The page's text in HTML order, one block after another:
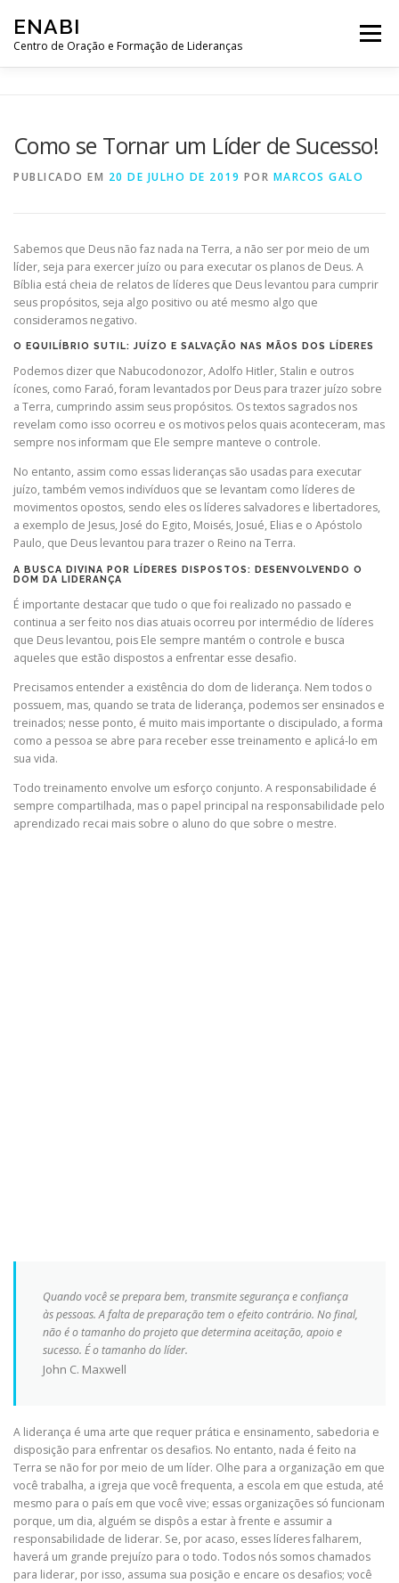
paraENABI
Centro de Oração e Formação de Lideranças
Menu
Como se Tornar um Líder de Sucesso!
PUBLICADO EM 20 DE JULHO DE 2019 POR MARCOS GALO
Sabemos que Deus não faz nada na Terra, a não ser por meio de um
líder, seja para exercer juízo ou para executar os planos de Deus. A
Bíblia está cheia de relatos de líderes que Deus levantou para cumprir
seus propósitos, seja algo positivo ou até mesmo algo que
consideramos negativo.
O EQUILÍBRIO SUTIL: JUÍZO E SALVAÇÃO NAS MÃOS DOS LÍDERES
Podemos dizer que Nabucodonozor, Adolfo Hitler, Stalin e outros
ícones, como Faraó, foram levantados por Deus para trazer juízo sobre
a Terra, cumprindo assim seus propósitos. Os textos sagrados nos
revelam como isso ocorreu e os motivos pelos quais aconteceram, mas
sempre nos informam que Ele sempre manteve o controle.
No entanto, assim como essas lideranças são usadas para executar
juízo, também vemos indivíduos que se levantam como líderes de
movimentos opostos, sendo eles os líderes salvadores e libertadores,
a exemplo de Jesus, José do Egito, Moisés, Josué, Elias e o Apóstolo
Paulo, que Deus levantou para trazer o Reino na Terra.
A BUSCA DIVINA POR LÍDERES DISPOSTOS: DESENVOLVENDO O
DOM DA LIDERANÇA
É importante destacar que tudo o que foi realizado no passado e
continua a ser feito nos dias atuais ocorreu por intermédio de líderes
que Deus levantou, pois Ele sempre mantém o controle e busca
aqueles que estão dispostos a enfrentar esse desafio.
Precisamos entender a existência do dom de liderança. Nem todos o
possuem, mas, quando se trata de liderança, podemos ser ensinados e
treinados; nesse ponto, é muito mais importante o discipulado, a forma
como a pessoa se abre para receber esse treinamento e aplicá-lo em
sua vida.
Todo treinamento envolve um esforço conjunto. A responsabilidade é
sempre compartilhada, mas o papel principal na responsabilidade pelo
aprendizado recai mais sobre o aluno do que sobre o mestre.
Quando você se prepara bem, transmite segurança e confiança
às pessoas. A falta de preparação tem o efeito contrário. No final,
não é o tamanho do projeto que determina aceitação, apoio e
sucesso. É o tamanho do líder.
John C. Maxwell
A liderança é uma arte que requer prática e ensinamento, sabedoria e
disposição para enfrentar os desafios. No entanto, nada é feito na
Terra se não for por meio de um líder. Olhe para a organização em que
você trabalha, a igreja que você frequenta, a escola em que estuda, até
mesmo para o país em que você vive; essas organizações só funcionam
porque, um dia, alguém se dispôs a estar à frente e assumir a
responsabilidade de liderar. Se, por acaso, esses líderes falharem,
haverá um grande prejuízo para o todo. Todos nós somos chamados
para liderar, por isso, assuma sua posição e encare os desafios; você